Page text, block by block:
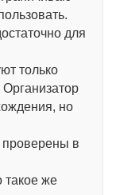
для
только
но
проверены в
же